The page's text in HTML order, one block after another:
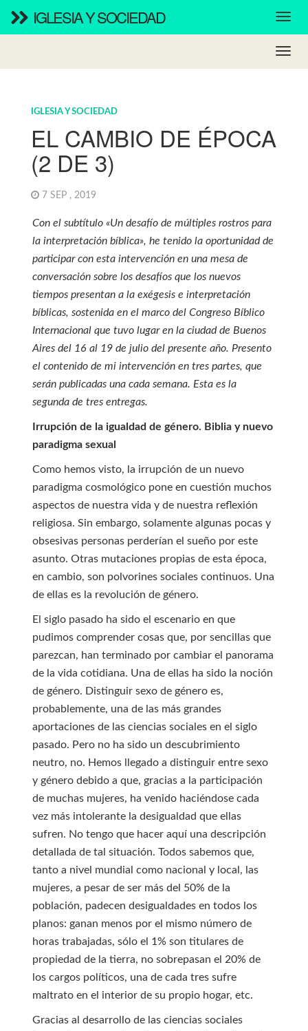
IGLESIA Y SOCIEDAD
IGLESIA Y SOCIEDAD
EL CAMBIO DE ÉPOCA
(2 DE 3)
7 SEP , 2019
Con el subtítulo «Un desafío de múltiples rostros para
la interpretación bíblica», he tenido la oportunidad de
participar con esta intervención en una mesa de
conversación sobre los desafíos que los nuevos
tiempos presentan a la exégesis e interpretación
bíblicas, sostenida en el marco del Congreso Bíblico
Internacional que tuvo lugar en la ciudad de Buenos
Aires del 16 al 19 de julio del presente año. Presento
el contenido de mi intervención en tres partes, que
serán publicadas una cada semana. Esta es la
segunda de tres entregas.
Irrupción de la igualdad de género. Biblia y nuevo
paradigma sexual
Como hemos visto, la irrupción de un nuevo
paradigma cosmológico pone en cuestión muchos
aspectos de nuestra vida y de nuestra reflexión
religiosa. Sin embargo, solamente algunas pocas y
obsesivas personas perderían el sueño por este
asunto. Otras mutaciones propias de esta época,
en cambio, son polvorines sociales continuos. Una
de ellas es la revolución de género.
El siglo pasado ha sido el escenario en que
pudimos comprender cosas que, por sencillas que
parezcan, han terminado por cambiar el panorama
de la vida cotidiana. Una de ellas ha sido la noción
de género. Distinguir sexo de género es,
probablemente, una de las más grandes
aportaciones de las ciencias sociales en el siglo
pasado. Pero no ha sido un descubrimiento
neutro, no. Hemos llegado a distinguir entre sexo
y género debido a que, gracias a la participación
de muchas mujeres, ha venido haciéndose cada
vez más intolerante la desigualdad que ellas
sufren. No tengo que hacer aquí una descripción
detallada de tal situación. Todos sabemos que,
tanto a nivel mundial como nacional y local, las
mujeres, a pesar de ser más del 50% de la
población, padecen desigualdades en todos los
planos: ganan menos por el mismo número de
horas trabajadas, sólo el 1% son titulares de
propiedad de la tierra, no sobrepasan el 20% de
los cargos políticos, una de cada tres sufre
maltrato en el interior de su propio hogar, etc.
Gracias al desarrollo de las ciencias sociales